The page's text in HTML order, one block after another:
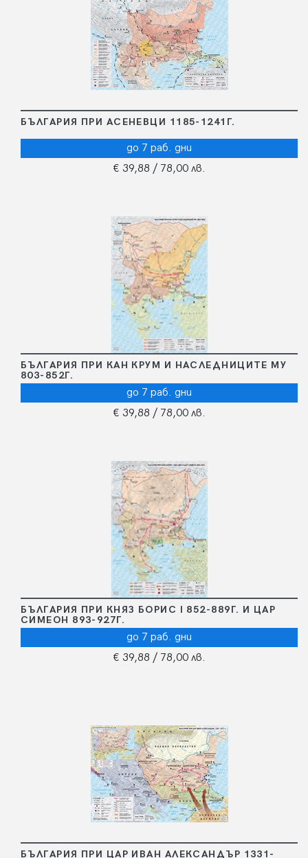
БЪЛГАРИЯ ПРИ АСЕНЕВЦИ 1185-1241Г.
до 7 раб. дни
€ 39,88 / 78,00 лв.
БЪЛГАРИЯ ПРИ КАН КРУМ И НАСЛЕДНИЦИТЕ МУ
803-852Г.
до 7 раб. дни
€ 39,88 / 78,00 лв.
БЪЛГАРИЯ ПРИ КНЯЗ БОРИС I 852-889Г. И ЦАР
СИМЕОН 893-927Г.
до 7 раб. дни
€ 39,88 / 78,00 лв.
БЪЛГАРИЯ ПРИ ЦАР ИВАН АЛЕКСАНДЪР 1331-